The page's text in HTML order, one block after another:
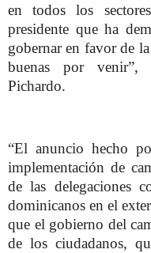
en todos los
presidente que ha
gobernar en favor de
buenas por venir”,
Pichardo.
“El anuncio hecho
implementación de
de las delegaciones
dominicanos en el
que el gobierno del
de los ciudadanos,